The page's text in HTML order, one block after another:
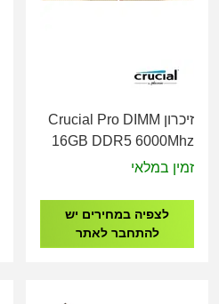
זיכרון Crucial Pro DIMM
16GB DDR5 6000Mhz
CL48 Tray
זמין במלאי
לצפיה במחירים יש
להתחבר לאתר